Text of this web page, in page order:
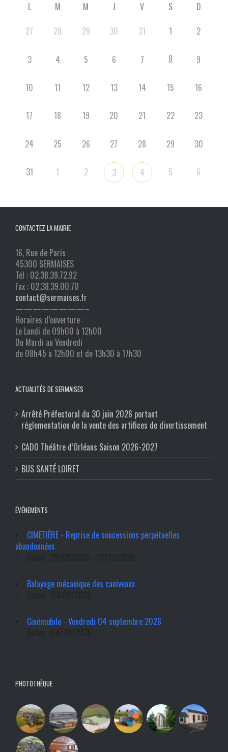
L M M J V S
D
27
28 29 30 31 1 2
3 4 5 6 7 8 9
10 11 12 13 14 15 16
17 18 19 20 21 22 23
24 25 26 27 28 29 30
31 1 2 3 4 5 6
CONTACTEZ LA MAIRIE
16, Rue de Paris
45300 SERMAISES
Tél : 02.38.39.72.92
Fax : 02.38.39.00.70
contact@sermaises.fr
————————–
Horaires d’ouverture :
Le Lundi de 09h00 à 12h00
Du Mardi au Vendredi
de 08h45 à 12h00 et de 13h30 à 17h30
ACTUALITÉS DE SERMAISES
Arrêté Préfectoral du 30 juin 2026 portant
réglementation de la vente des artifices de divertissement
CADO Théâtre d’Orléans Saison 2026-2027
BUS SANTÉ LOIRET
ÉVÉNEMENTS
CIMETIÈRE - Reprise de concessions perpétuelles
abandonnées
Balayage mécanique des caniveaux
Cinémobile - Vendredi 04 septembre 2026
PHOTOTHÈQUE